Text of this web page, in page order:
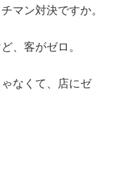
マン対決ですか。
、客がゼロ。
なくて、店にゼ